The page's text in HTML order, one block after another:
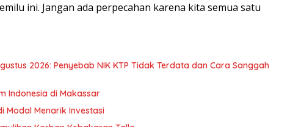
ini. Jangan ada perpecahan karena kita semua satu
2026: Penyebab NIK KTP Tidak Terdata dan Cara Sanggah
Indonesia di Makassar
Modal Menarik Investasi